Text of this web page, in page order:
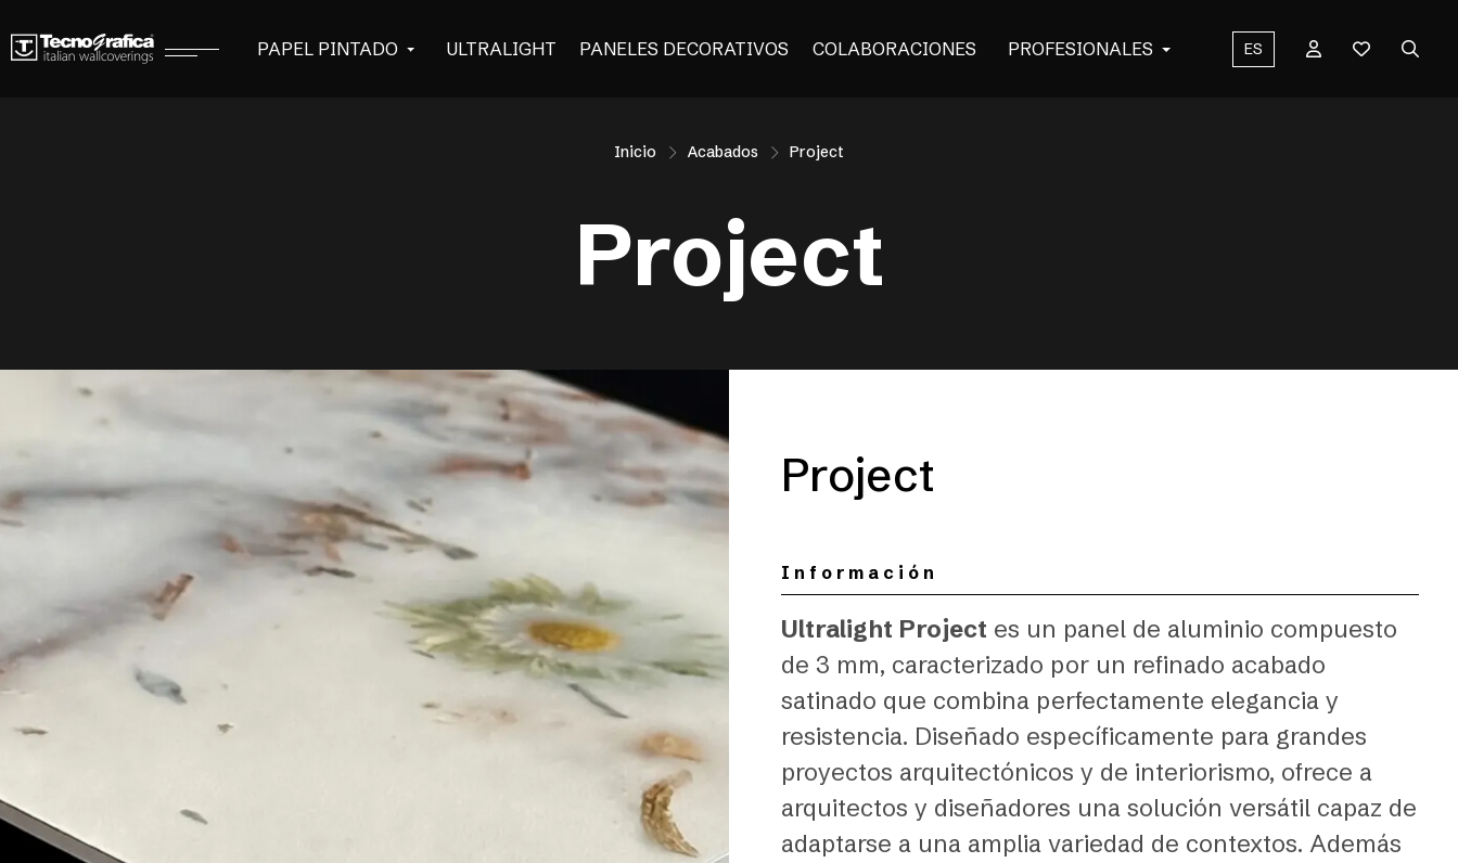
PAPEL PINTADO ULTRALIGHT PANELES DECORATIVOS COLABORACIONES PROFESIONALES ES
Inicio Acabados Project
Project
Project
Información
Ultralight Project es un panel de aluminio compuesto
de 3 mm, caracterizado por un refinado acabado
satinado que combina perfectamente elegancia y
resistencia. Diseñado específicamente para grandes
proyectos arquitectónicos y de interiorismo, ofrece a
arquitectos y diseñadores una solución versátil capaz de
adaptarse a una amplia variedad de contextos. Además